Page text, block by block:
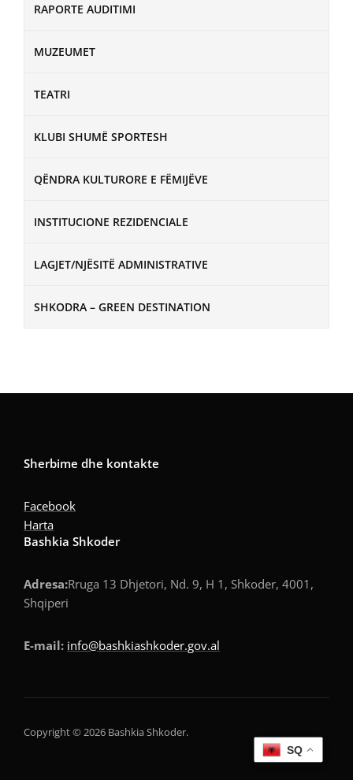
RAPORTE AUDITIMI
MUZEUMET
TEATRI
KLUBI SHUMË SPORTESH
QËNDRA KULTURORE E FËMIJËVE
INSTITUCIONE REZIDENCIALE
LAGJET/NJËSITË ADMINISTRATIVE
SHKODRA – GREEN DESTINATION
Sherbime dhe kontakte
Facebook
Harta
Bashkia Shkoder
Adresa:Rruga 13 Dhjetori, Nd. 9, H 1, Shkoder, 4001,
Shqiperi
E-mail: info@bashkiashkoder.gov.al
Copyright © 2026 Bashkia Shkoder.
SQ